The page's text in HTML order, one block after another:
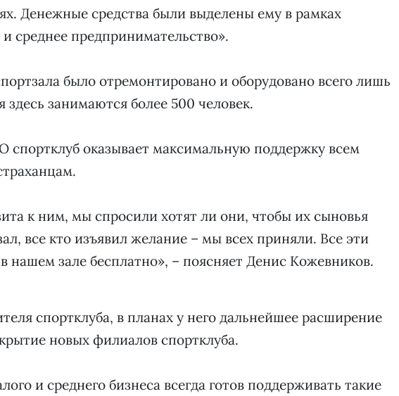
Денежные средства были выделены ему в рамках
среднее предпринимательство».
было отремонтировано и оборудовано всего лишь
здесь занимаются более 500 человек.
спортклуб оказывает максимальную поддержку всем
к ним, мы спросили хотят ли они, чтобы их сыновья
все кто изъявил желание – мы всех приняли. Все эти
нашем зале бесплатно», – поясняет Денис Кожевников.
спортклуба, в планах у него дальнейшее расширение
новых филиалов спортклуба.
и среднего бизнеса всегда готов поддерживать такие